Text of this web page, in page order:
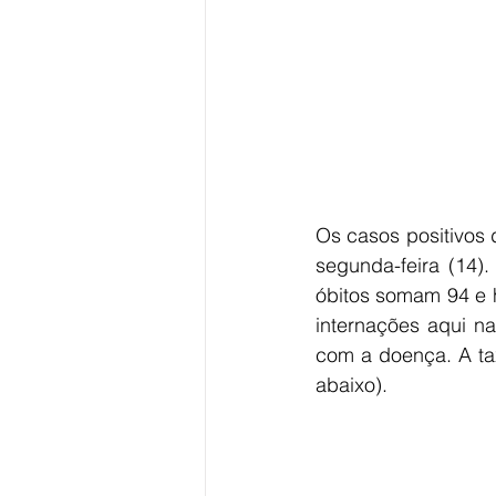
Os casos positivos
segunda-feira
óbitos somam 94 e
internações aqui
com a doença. A
abaixo).